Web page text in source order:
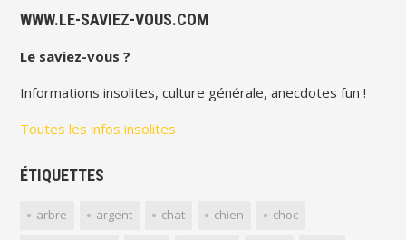
WWW.LE-SAVIEZ-VOUS.COM
Le saviez-vous ?
Informations insolites, culture générale, anecdotes fun !
Toutes les infos insolites
ÉTIQUETTES
arbre argent chat chien choc